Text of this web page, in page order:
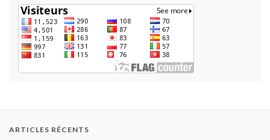
ARTICLES RÉCENTS